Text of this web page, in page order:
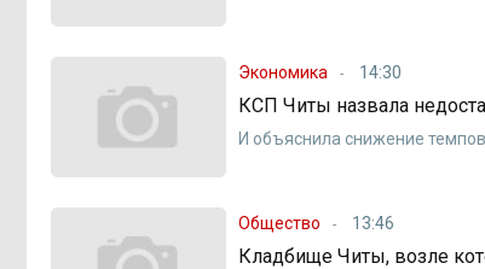
Экономика 14:30
КСП Читы назвала
И объяснила снижение
Общество 13:46
Кладбище Читы, возле